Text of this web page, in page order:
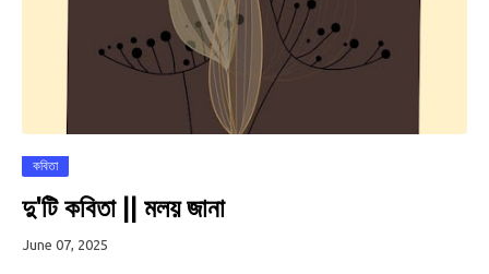
কবিতা
দু'টি কবিতা || মলয় জানা
June 07, 2025